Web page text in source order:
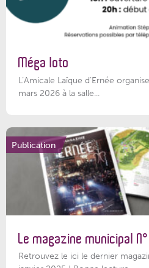
Méga loto
L’Amicale Laïque d’Ernée
mars 2026 à la salle...
Publication
Le magazine municipal
Retrouvez le ici le dernier